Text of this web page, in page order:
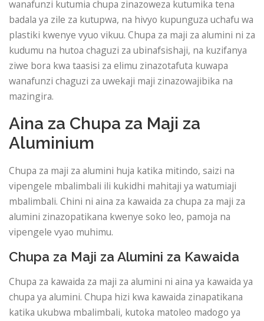
wanafunzi kutumia chupa zinazoweza kutumika tena
badala ya zile za kutupwa, na hivyo kupunguza uchafu wa
plastiki kwenye vyuo vikuu. Chupa za maji za alumini ni za
kudumu na hutoa chaguzi za ubinafsishaji, na kuzifanya
ziwe bora kwa taasisi za elimu zinazotafuta kuwapa
wanafunzi chaguzi za uwekaji maji zinazowajibika na
mazingira.
Aina za Chupa za Maji za
Aluminium
Chupa za maji za alumini huja katika mitindo, saizi na
vipengele mbalimbali ili kukidhi mahitaji ya watumiaji
mbalimbali. Chini ni aina za kawaida za chupa za maji za
alumini zinazopatikana kwenye soko leo, pamoja na
vipengele vyao muhimu.
Chupa za Maji za Alumini za Kawaida
Chupa za kawaida za maji za alumini ni aina ya kawaida ya
chupa ya alumini. Chupa hizi kwa kawaida zinapatikana
katika ukubwa mbalimbali, kutoka matoleo madogo ya